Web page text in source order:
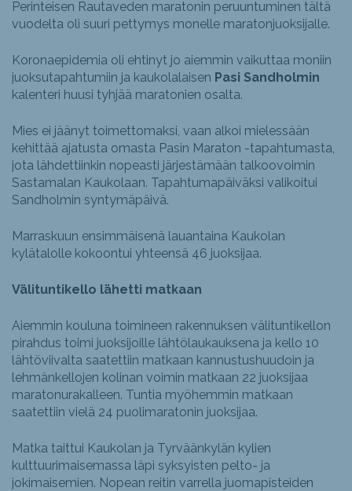
Perinteisen Rautaveden maratonin peruuntuminen tältä
vuodelta oli suuri pettymys monelle maratonjuoksijalle.
Koronaepidemia oli ehtinyt jo aiemmin vaikuttaa moniin
juoksutapahtumiin ja kaukolalaisen Pasi Sandholmin
kalenteri huusi tyhjää maratonien osalta.
Mies ei jäänyt toimettomaksi, vaan alkoi mielessään
kehittää ajatusta omasta Pasin Maraton -tapahtumasta,
jota lähdettiinkin nopeasti järjestämään talkoovoimin
Sastamalan Kaukolaan. Tapahtumapäiväksi valikoitui
Sandholmin syntymäpäivä.
Marraskuun ensimmäisenä lauantaina Kaukolan
kylätalolle kokoontui yhteensä 46 juoksijaa.
Välituntikello lähetti matkaan
Aiemmin kouluna toimineen rakennuksen välituntikellon
pirahdus toimi juoksijoille lähtölaukauksena ja kello 10
lähtöviivalta saatettiin matkaan kannustushuudoin ja
lehmänkellojen kolinan voimin matkaan 22 juoksijaa
maratonurakalleen. Tuntia myöhemmin matkaan
saatettiin vielä 24 puolimaratonin juoksijaa.
Matka taittui Kaukolan ja Tyrväänkylän kylien
kulttuurimaisemassa läpi syksyisten pelto- ja
jokimaisemien. Nopean reitin varrella juomapisteiden